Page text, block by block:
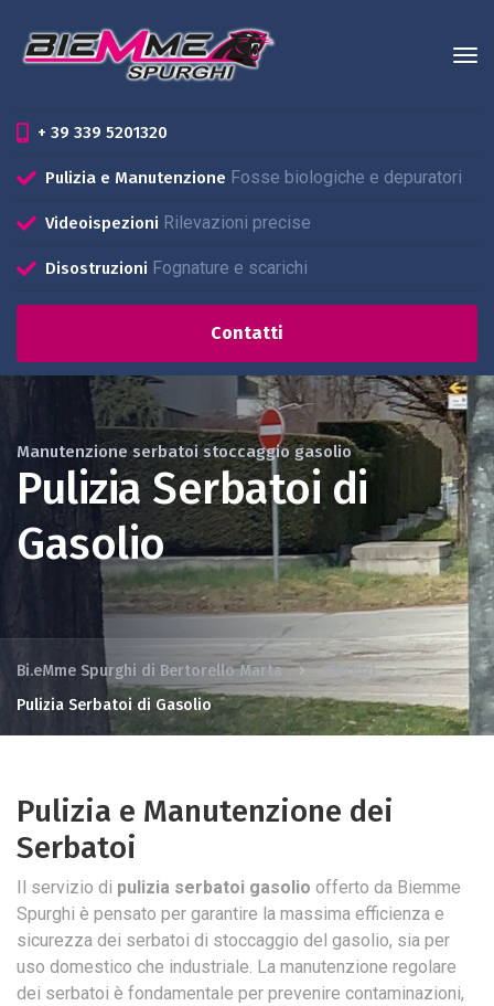
+ 39 339 5201320
Pulizia e Manutenzione Fosse biologiche e depuratori
Videoispezioni Rilevazioni precise
Disostruzioni Fognature e scarichi
Contatti
Manutenzione serbatoi stoccaggio gasolio
Pulizia Serbatoi di
Gasolio
Bi.eMme Spurghi di Bertorello Marta
Servizi
Pulizia Serbatoi di Gasolio
Pulizia e Manutenzione dei
Serbatoi
Il servizio di pulizia serbatoi gasolio offerto da Biemme
Spurghi è pensato per garantire la massima efficienza e
sicurezza dei serbatoi di stoccaggio del gasolio, sia per
uso domestico che industriale. La manutenzione regolare
dei serbatoi è fondamentale per prevenire contaminazioni,